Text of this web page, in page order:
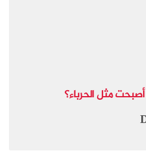
مثل الحرباء؟